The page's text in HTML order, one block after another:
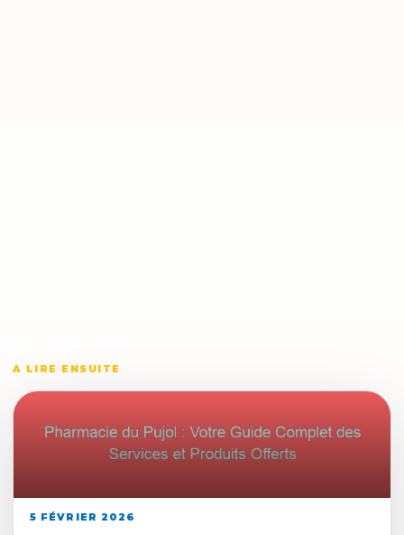
A LIRE ENSUITE
5 FÉVRIER 2026